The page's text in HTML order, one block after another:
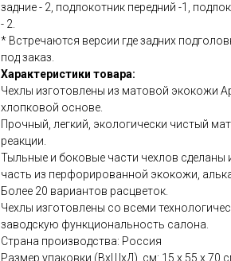
задние - 2, подлокотник передний -1,
- 2.
* Встречаются версии где задних
под заказ.
Характеристики товара:
Чехлы изготовлены из матовой экокожи
хлопковой основе.
Прочный, легкий, экологически чистый
реакции.
Тыльные и боковые части чехлов сделаны
часть из перфорированной экокожи,
Более 20 вариантов расцветок.
Чехлы изготовлены со всеми
заводскую функциональность салона.
Страна производства: Россия
Размер упаковки (ВхШхД), см: 15 x 55 x 70